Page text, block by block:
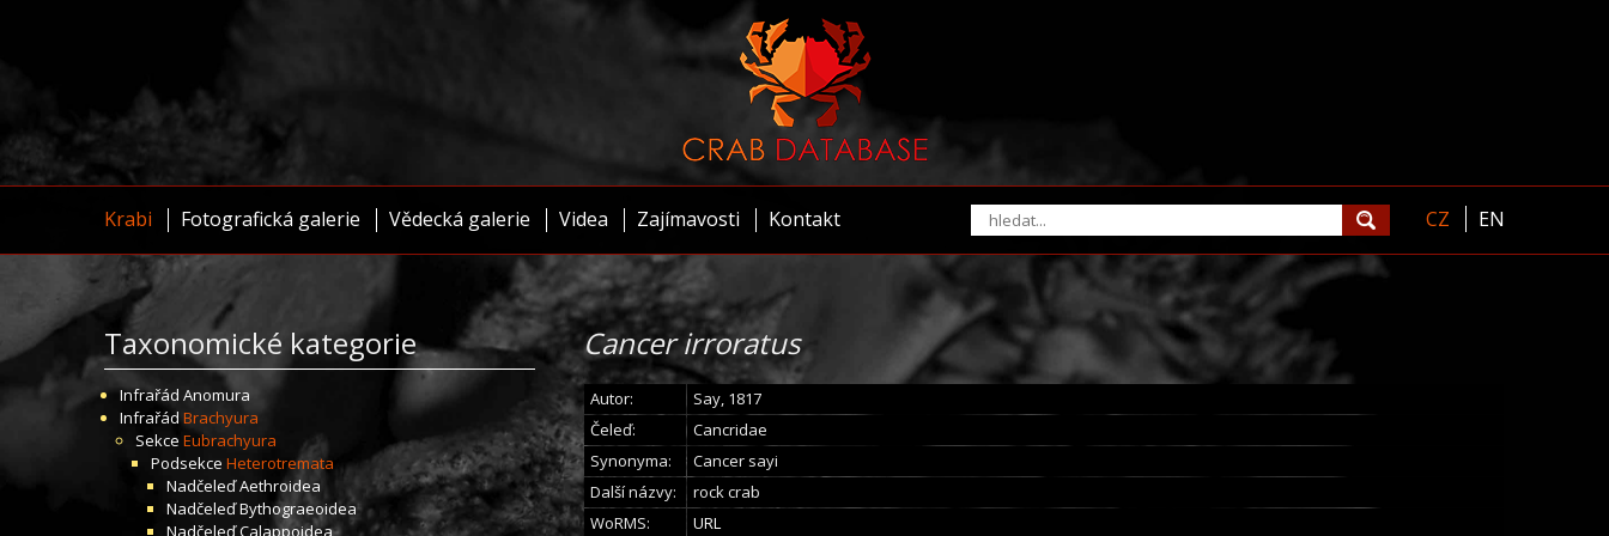
Krabi Fotografická galerie Vědecká galerie Videa Zajímavosti Kontakt CZ EN
Taxonomické kategorie
Infrařád Anomura
Infrařád Brachyura
Sekce Eubrachyura
Podsekce Heterotremata
NadčeleďAethroidea
NadčeleďBythograeoidea
NadčeleďCalappoidea
Cancer irroratus
Autor:
Say, 1817
Čeleď:
Cancridae
Synonyma:
Cancer sayi
Další názvy:
rock crab
WoRMS:
URL